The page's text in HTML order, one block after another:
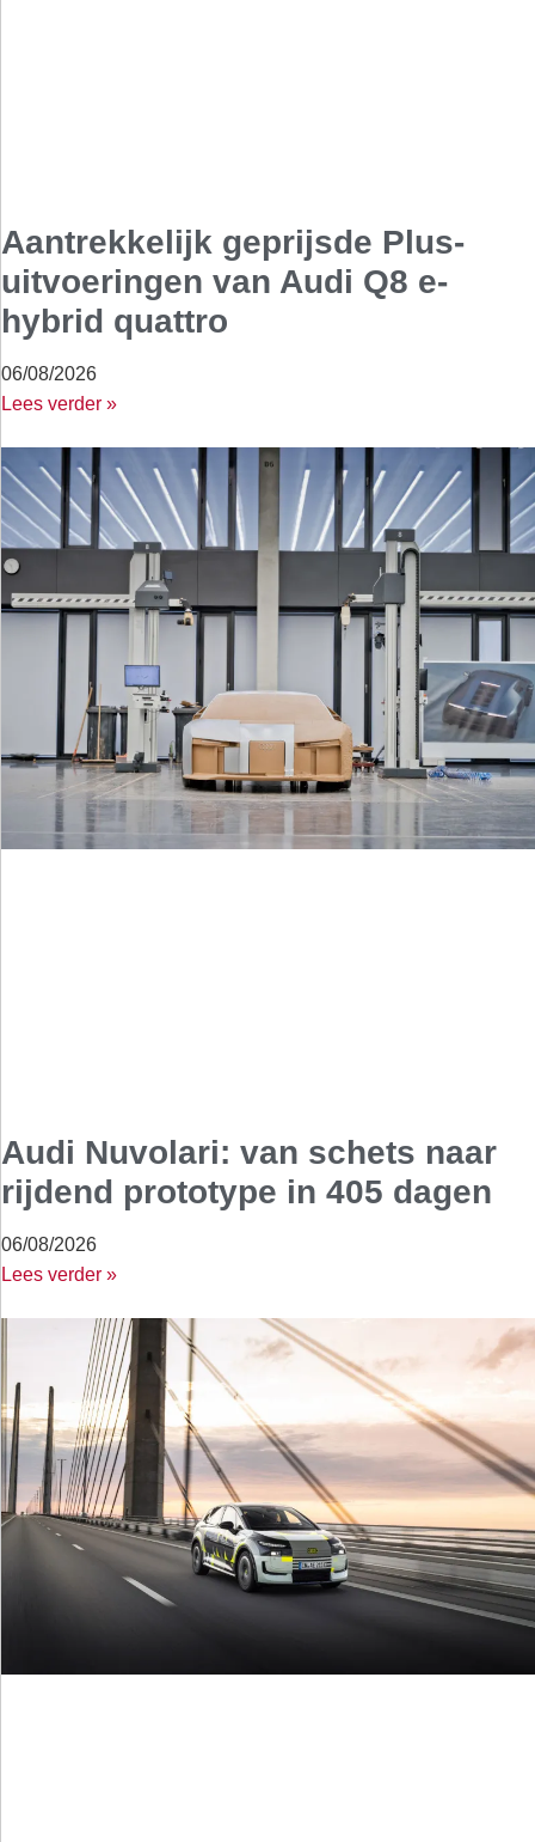
Aantrekkelijk geprijsde Plus-
uitvoeringen van Audi Q8 e-
hybrid quattro
06/08/2026
Lees verder »
Audi Nuvolari: van schets naar
rijdend prototype in 405 dagen
06/08/2026
Lees verder »